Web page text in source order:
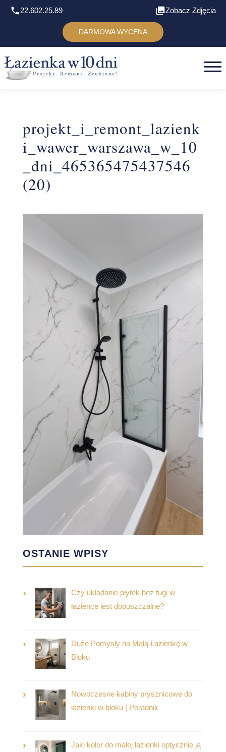
22.602.25.89 Zobacz Zdjęcia
DARMOWA WYCENA
projekt_i_remont_lazienk
i_wawer_warszawa_w_10
_dni_465365475437546
(20)
OSTANIE WPISY
Czy układanie płytek bez fugi w
łazience jest dopuszczalne?
Duże Pomysły na Małą Łazienkę w
Bloku
Nowoczesne kabiny prysznicowe do
łazienki w bloku | Poradnik
Jaki kolor do małej łazienki optycznie ją